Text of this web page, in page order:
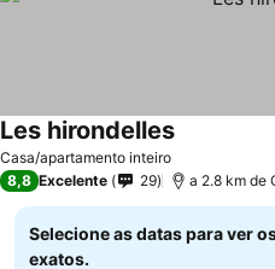
Casa/apartamento inteiro
Les hirondellesVer preços
8,8 Excelente 29 a 2.8 km de
Selecione as datas para ver
exatos.